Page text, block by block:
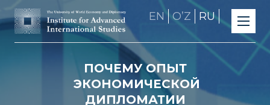
EN OʼZ RU
ПОЧЕМУ ОПЫТ
ЭКОНОМИЧЕСКОЙ
ДИПЛОМАТИИ